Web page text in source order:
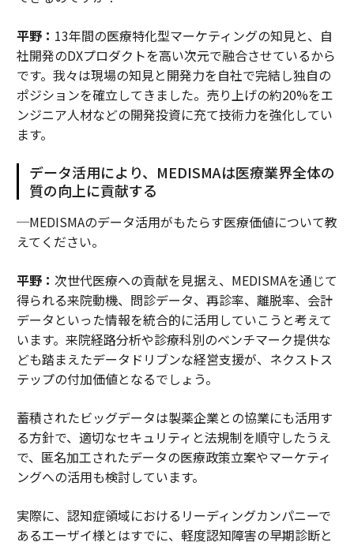
平野： 13年間の医療特化型マーケティングの知見と、自
社開発のDXプロダクトを高い次元で融合させているから
です。我々は現場の知見と開発力を自社で完結し独自の
ポジションを確立してきました。売り上げの約20%をエ
ンジニア人材などの開発投資に充て技術力を強化してい
ます。
データ活用により、MEDISMAは医療業界全体の
質の向上に貢献する
─MEDISMAのデータ活用がもたらす医療価値について教
えてください。
平野： 次世代医療への貢献を見据え、MEDISMAを通じて
得られる来院動機、問診データ、再診率、離脱率、会計
データといった情報を統合的に活用していこうと考えて
います。来院経路分析や診療科別のベンチマーク提供な
ども踏まえたデータドリブンな経営支援が、ネクストス
テップの付加価値となるでしょう。
蓄積されたビッグデータは製薬企業との協業にも活用す
る方針で、適切なセキュリティと法規制を順守したうえ
で、匿名加工されたデータの医療政策立案やマーケティ
ングへの活用も検討しています。
実際に、認知症領域におけるリーディングカンパニーで
あるエーザイ様とはすでに、軽度認知障害の早期診断と